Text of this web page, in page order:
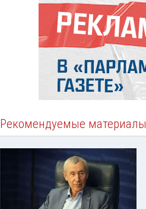
Рекомендуемые материалы